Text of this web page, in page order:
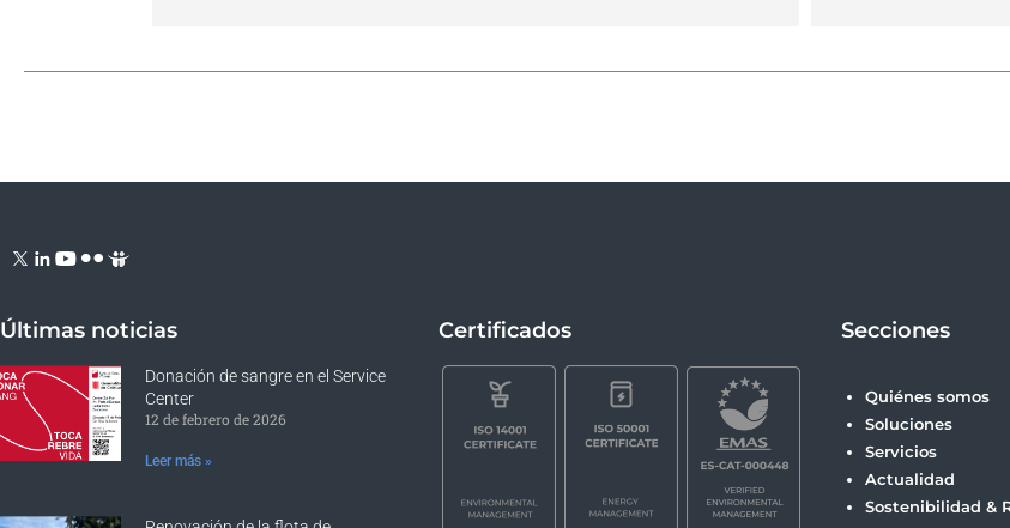
Últimas noticias
Donación de sangre en el Service
Center
12 de febrero de 2026
Leer más »
Certificados Secciones
Quiénes somos
Soluciones
Servicios
Actualidad
Sostenibilidad &